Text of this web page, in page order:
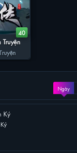
40
Ngày
Ký